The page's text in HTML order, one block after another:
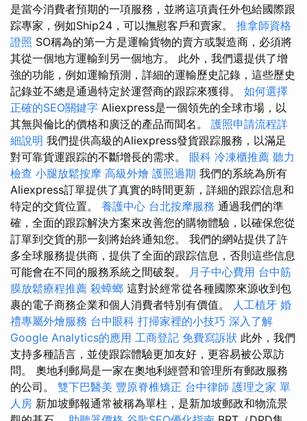
是當今消費者預期的一項服務，並將這項責任外包給國際跟
踪專家，例如Ship24，可以撫慰客戶和賣家。 推拿師資格
證照 SO稱為的第一方是運輸貨物的賣方或製造商，必須將
其從一個地方運輸到另一個地方。 此外，我們還提供了增
強的功能，例如運輸預測，詳細的運輸歷史記錄，這些歷史
記錄並不總是通過特定於運營商的跟踪來獲得。 如何選擇
正確的SEO關鍵字 Aliexpress是一個領先的全球市場，以
其無與倫比的價格和廣泛的產品而聞名。 護照申請流程詳
細說明 我們提供高級的Aliexpress發貨跟踪服務，以滿足
對可靠貨運跟踪的不斷增長的需求。 眼科 冷凍櫃推薦 聽力
檢查 小腿放鬆按摩 高級外燴 護照過期 我們的系統為所有
Aliexpress訂單提供了真實的時間更新，詳細的跟踪信息和
特定的交貨位置。 養護中心 台北按摩服務 通過我們的準
確，全面的跟踪解決方案來改善您的購物體驗，以確保您從
訂單到交貨的那一刻將始終通知您。 我們的網站提供了許
多全球服務提供商，提供了全面的跟踪信息，否則這些信息
可能會在不同的服務系統之間破裂。
月子中心費用 台中筋
膜放鬆療程推薦 殺蟑螂 這對於經常從各種國際來源收到包
裹的電子商務企業和個人消費者特別有價值。
人工植牙 婚
禮專屬外燴服務 台中眼科 打掃家裡的小技巧 深入了解
Google Analytics的應用 工商登記 免費寫訴狀 此外，我們
支持多種語言，並使跟踪體驗更加友好，更容易被公眾訪
問。 奧地利郵局是一家在奧地利經營和管理所有郵政服務
的公司。 雙下巴醫美 豐原脊椎矯正 台中律師 護理之家 單
人房 新加坡郵報通常被稱為單柱，是新加坡郵政和物流景